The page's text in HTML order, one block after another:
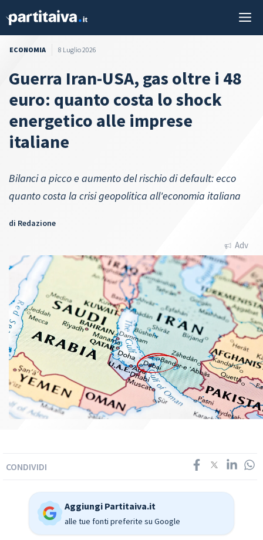
ECONOMIA 8 Luglio 2026
Guerra Iran-USA, gas oltre i 48
euro: quanto costa lo shock
energetico alle imprese
italiane
Bilanci a picco e aumento del rischio di default: ecco
quanto costa la crisi geopolitica all'economia italiana
di Redazione
Adv
CONDIVIDI
Aggiungi Partitaiva.it
alle tue fonti preferite su Google